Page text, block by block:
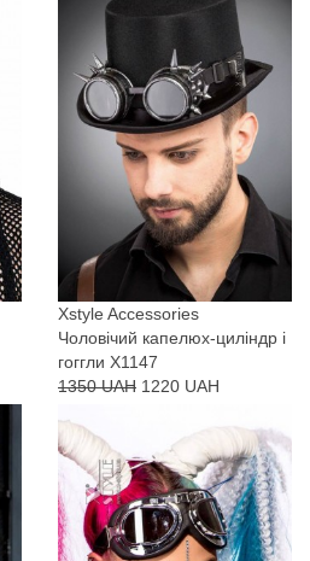
Xstyle Accessories
Чоловічий капелюх-циліндр і
гоггли X1147
1350 UAH 1220 UAH